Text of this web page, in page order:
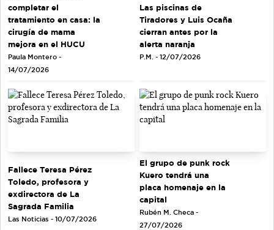
completar el
tratamiento en casa: la
cirugía de mama
mejora en el HUCU
Paula Montero -
14/07/2026
Las piscinas de
Tiradores y Luis Ocaña
cierran antes por la
alerta naranja
P.M. - 12/07/2026
Fallece Teresa Pérez
Toledo, profesora y
exdirectora de La
Sagrada Familia
Las Noticias - 10/07/2026
El grupo de punk rock
Kuero tendrá una
placa homenaje en la
capital
Rubén M. Checa -
27/07/2026